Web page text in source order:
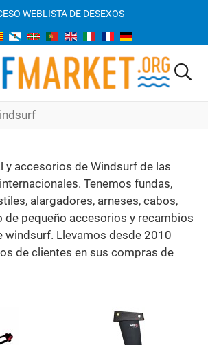
WEBLISTA DE DESEXOS
y accesorios de Windsurf de las
Tenemos fundas,
alargadores, arneses, cabos,
de pequeño accesorios y recambios
windsurf. Llevamos desde 2010
de clientes en sus compras de